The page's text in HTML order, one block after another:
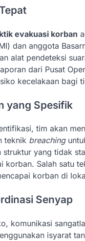
evakuasi korban
dan anggota
alat pendeteksi
dari Pusat
kecelakaan bagi
yang Spesifik
tim akan
teknik breaching
yang tidak
korban. Salah satu
korban di
Senyap
komunikasi
isyarat